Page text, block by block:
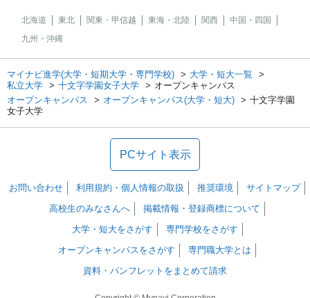
北海道 東北 関東・甲信越 東海・北陸 関西
中国・四国
九州・沖縄
マイナビ進学(大学・短期大学・専門学校)
大学・短大一覧
私立大学
十文字学園女子大学
オープンキャンパス
オープンキャンパス
オープンキャンパス(大学・短大)
十文字学園
女子大学
PCサイト表示
お問い合わせ 利用規約・個人情報の取扱 推奨環境
サイトマップ
高校生のみなさんへ
掲載情報・登録商標について
大学・短大をさがす
専門学校をさがす
オープンキャンパスをさがす
専門職大学とは
資料・パンフレットをまとめて請求